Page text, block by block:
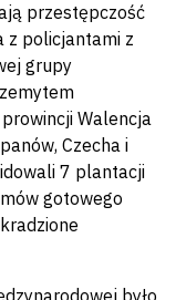
przestępczość
z policjantami z
grupy
Walencja
Czecha i
7 plantacji
gotowego